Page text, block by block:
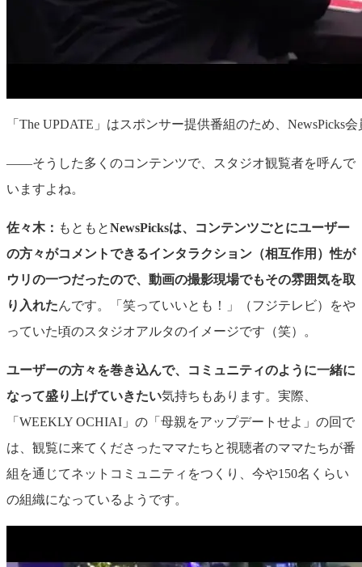
「The UPDATE」はスポンサー提供番組のため、NewsPicks
——そうした多くのコンテンツで、スタジオ観覧者を呼んで
いますよね。
佐々木： もともとNewsPicksは、コンテンツごとにユーザー
の方々がコメントできるインタラクション（相互作用）性が
ウリの一つだったので、動画の撮影現場でもその雰囲気を取
り入れたんです。「笑っていいとも！」（フジテレビ）をや
っていた頃のスタジオアルタのイメージです（笑）。
ユーザーの方々を巻き込んで、コミュニティのように一緒に
なって盛り上げていきたい気持ちもあります。実際、
「 WEEKLY OCHIAI」の「母親をアップデートせよ」の回で
は、観覧に来てくださったママたちと視聴者のママたちが番
組を通 じてネットコミュニティをつくり、今や150名くらい
の組織になっているようです。